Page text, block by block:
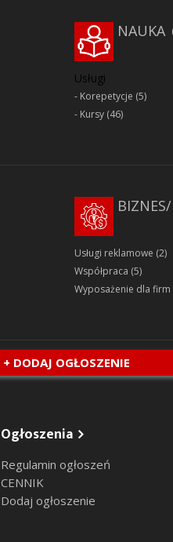
NAUKA
Usługi
Korepetycje (5)
Kursy (46)
Usługi reklamowe (2)
Współpraca (5)
Wyposażenie dla firm
+ DODAJ OGŁOSZENIE
Ogłoszenia
Regulamin ogłoszeń
CENNIK
Dodaj ogłoszenie